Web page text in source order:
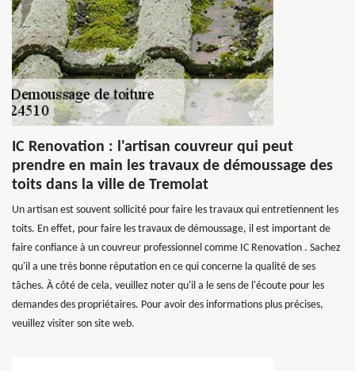
IC Renovation : l'artisan couvreur qui peut
prendre en main les travaux de démoussage des
toits dans la ville de Tremolat
Un artisan est souvent sollicité pour faire les travaux qui entretiennent les
toits. En effet, pour faire les travaux de démoussage, il est important de
faire confiance à un couvreur professionnel comme IC Renovation . Sachez
qu'il a une très bonne réputation en ce qui concerne la qualité de ses
tâches. À côté de cela, veuillez noter qu'il a le sens de l'écoute pour les
demandes des propriétaires. Pour avoir des informations plus précises,
veuillez visiter son site web.